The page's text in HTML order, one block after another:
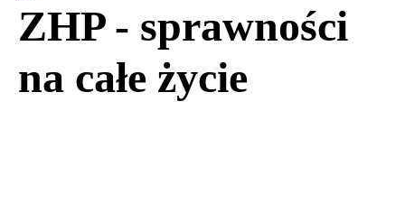
ZHP - sprawności
na całe życie